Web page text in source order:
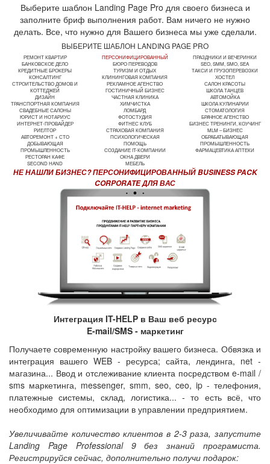
Выберите шаблон Landing Page Pro для своего бизнеса и
заполните бриф выполнения работ. Вам ничего не нужно
делать. Все, что нужно для Вашего бизнеса мы уже сделали.
ВЫБЕРИТЕ ШАБЛОН LANDING PAGE PRO
РЕМОНТ КВАРТИР
БАНКОВСКОЕ ДЕЛО
КРЕДИТНЫЕ БРОКЕРЫ
КОНСАЛТИНГ
СТРОИТЕЛЬСТВО ДОМОВ И
КОТТЕДЖЕЙ
ДИЗАЙН
ТРАНСПОРТНАЯ КОМПАНИЯ
СВАДЕБНЫЕ САЛОНЫ
ЮРИСТ И НОТАРИУС
ИНТЕРНЕТ-ПРОВАЙДЕР
РИЕЛТОР
АВТОРЕМОНТ + СТО
ДОБЫВАЮЩАЯ
ПРОМЫШЛЕННОСТЬ
РЕСТОРАН КАФЕ
SECOND HAND
ПЕРСОНИФИЦИРОВАННЫЙ
БЮРО ПЕРЕВОДОВ
ТУРИЗМ И ОТДЫХ
КЛИНИНГОВАЯ КОМПАНИЯ
РЕКЛАМНОЕ АГЕНСТВО
ГОСТИНИЧНЫЙ БИЗНЕС
ЧАСТНАЯ КЛИНИКА
ХИМЧИСТКА
ЛОМБАРД
ФОТОСТУДИЯ
ФИТНЕС КЛУБ
СТРАХОВАЯ КОМПАНИЯ
ПСИХОЛОГИЧЕСКАЯ
ПОМОЩЬ
СОЗДАНИЕ IT-КОМПАНИИ
ОКНА ДВЕРИ
МЕБЕЛЬ
ПРАЗДНИКИ И ВЕЧЕРИНКИ
SEO, SMM, SMO, SEA
ТАКСИ И ГРУЗОПЕРЕВОЗКИ
ХОСТЕЛ
САЛОН КРАСОТЫ
ШКОЛА ТАНЦЕВ
АВТОМОЙКА
ШКОЛА КУЛИНАРИИ
СТОМАТОЛОГИЯ
БРАЧНОЕ АГЕНСТВО
БИЗНЕС ТРЕНИНГИ, КОУЧИНГ
MLM – БИЗНЕС
ОБРАБАТЫВАЮЩАЯ
ПРОМЫШЛЕННОСТЬ
ФАРМАЦЕВТИКА АПТЕКИ
НЕ НАШЛИ БИЗНЕС? ПЕРСОНИФИЦИРОВАННЫЙ BUSINESS PACK
CORPORATE ДЛЯ ВАС
Интеграция IT-HELP в Ваш веб ресурс
E-mail/SMS - маркетинг
Получаете современную настройку вашего бизнеса. Обвязка и
интеграция вашего WEB - ресурса; сайта, лендинга, net -
магазина... Ввод и отслеживание клиента посредством e-mail /
sms маркетинга, messenger, smm, seo, ceo, ip - телефония,
платежные системы, склад, логистика... - то есть всё, что
необходимо для оптимизации в управлении предприятием.
Увеличивайте количество клиентов в 2-3 раза, запустите
Landing Page Professional 9 без знаний програмиста.
Регистрируйся сейчас, дополнительно получи подарок: